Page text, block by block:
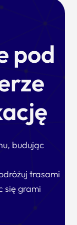
pod
budując
trasami
się grami